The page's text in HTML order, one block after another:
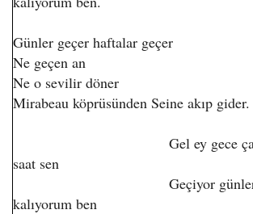
Günler geçer haftalar geçer
Ne geçen an
Ne o sevilir döner
Mirabeau köprüsünden Seine akıp gider.
Gel ey gece
saat sen
Geçiyor
kalıyorum ben